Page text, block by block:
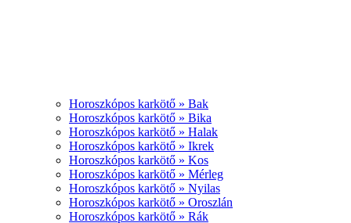
Horoszkópos karkötő » Bak
Horoszkópos karkötő » Bika
Horoszkópos karkötő » Halak
Horoszkópos karkötő » Ikrek
Horoszkópos karkötő » Kos
Horoszkópos karkötő » Mérleg
Horoszkópos karkötő » Nyilas
Horoszkópos karkötő » Oroszlán
Horoszkópos karkötő » Rák